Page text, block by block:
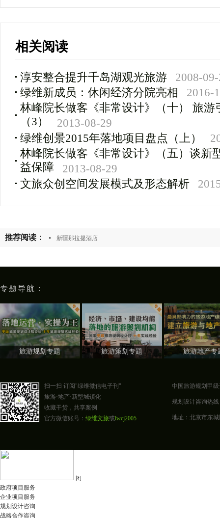
相关阅读
淳安整合提升千岛湖观光旅游
2008-
绿维新成员：休闲经济分院亮相
2016-
林峰院长做客《非常设计》（十） 旅游
（3）
2013-08-29
绿维创景2015年落地项目盘点（上）
林峰院长做客《非常设计》（五）谈新
益保障
2013-08-29
文旅众创空间发展模式及形态解析
推荐阅读： 新疆那拉提酒店
专题导航：
旅游规划专题 旅游策划专题 旅游地产专
扫一扫 订阅"绿维微信电子刊"
旅游·地产·新型城镇化
收藏干货，共享案例
官方微信账号： 绿维文旅或lwcj2005
中国旅游规划甲
规划设计咨询热线
地址：北京市东城
闭
政府项目服务
企业项目服务
规划设计咨询
战略合作咨询